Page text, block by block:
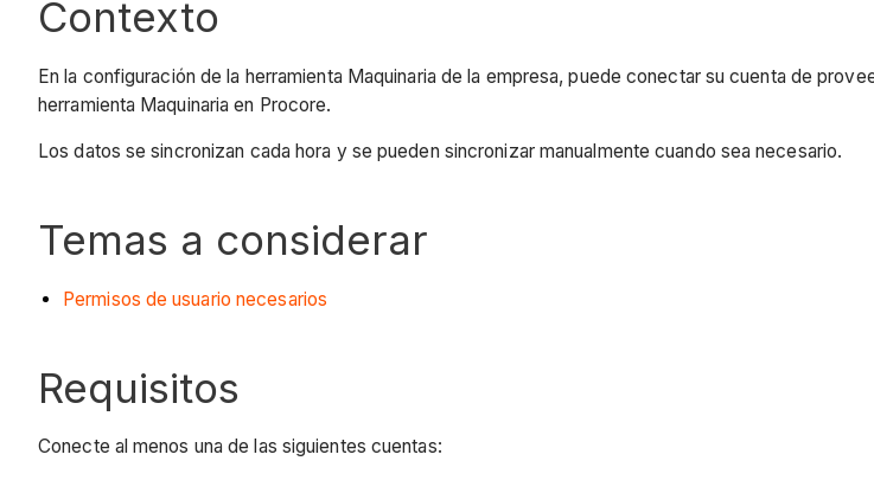
Contexto
En la configuración de la herramienta Maquinaria de la empresa, puede conectar su cuenta de
herramienta Maquinaria en Procore.
Los datos se sincronizan cada hora y se pueden sincronizar manualmente cuando sea necesario.
Temas a considerar
Permisos de usuario necesarios
Requisitos
Conecte al menos una de las siguientes cuentas: